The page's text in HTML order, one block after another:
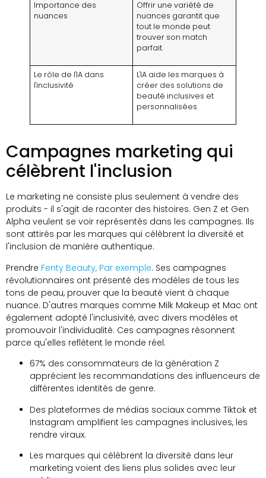
Importance des
nuances
Offrir une variété de
nuances garantit que
tout le monde peut
trouver son match
parfait.
Le rôle de l'IA dans
l'inclusivité
L'IA aide les marques à
créer des solutions de
beauté inclusives et
personnalisées.
Campagnes marketing qui
célèbrent l'inclusion
Le marketing ne consiste plus seulement à vendre des
produits - il s'agit de raconter des histoires. Gen Z et Gen
Alpha veulent se voir représentés dans les campagnes. Ils
sont attirés par les marques qui célèbrent la diversité et
l'inclusion de manière authentique.
Prendre Fenty Beauty, Par exemple. Ses campagnes
révolutionnaires ont présenté des modèles de tous les
tons de peau, prouver que la beauté vient à chaque
nuance. D'autres marques comme Milk Makeup et Mac ont
également adopté l'inclusivité, avec divers modèles et
promouvoir l'individualité. Ces campagnes résonnent
parce qu'elles reflètent le monde réel.
67% des consommateurs de la génération Z
apprécient les recommandations des influenceurs de
différentes identités de genre.
Des plateformes de médias sociaux comme Tiktok et
Instagram amplifient les campagnes inclusives, les
rendre viraux.
Les marques qui célèbrent la diversité dans leur
marketing voient des liens plus solides avec leur